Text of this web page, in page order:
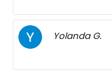
Yolanda G.